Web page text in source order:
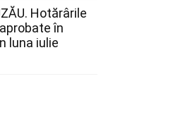
Hotărârile
în
luna iulie